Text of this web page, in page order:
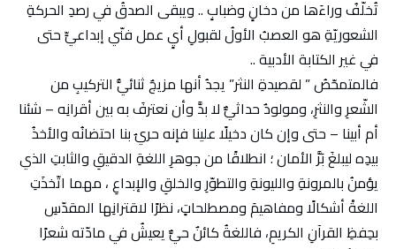
تُخلّفُ وراءَها من دخانٍ وضبابٍ .. ويبقى الصدقُ في رصدِ الحركةِ
الشعوريّةِ هو العصبُ الأولُ لقبولِ أيٍ عمل فنّي إبداعيٍّ حتى
في غير الكتابة الأدبية ..
فالمتمحّصُ ” لقصيدةِ النثر” يجدُ أنها مزيجٌ ثنائيُّ التركيبِ من
الشّعرِ والنثرِ، ومولودٌ حداثيٌّ لا بدَّ وأن نعترفَ به بين أقرانِه – شئنا
أم أبينا – حتى وإن كان دخيلًا علينا فإنه حريٌ بنا احتضانُه والأخذُ
بيدِه ليبلغَ بَرَّ الأمان ؛ انطلاقًا من جوهرِ اللغةِ الدقيقِ والثابتِ الذي
يؤمنُ بالمرونةِ والليونةِ والتطوّرِ والخلقِ والإبداعِ ، مهما اتّخذَتِ
اللغةْ أشكالًا ومفاهيمَ ومصطلحاتٍ، نظرًا لاقترانِها المقدّسِ
بحِفظِ القرآنِ الكريمِ، فاللغةُ كائنٌ حيٌّ يعيشُ في مادّته شعرًا